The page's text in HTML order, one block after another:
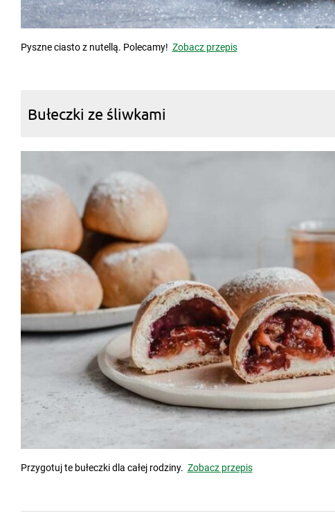
Pyszne ciasto z nutellą. Polecamy! Zobacz przepis
Bułeczki ze śliwkami
Przygotuj te bułeczki dla całej rodziny. Zobacz przepis